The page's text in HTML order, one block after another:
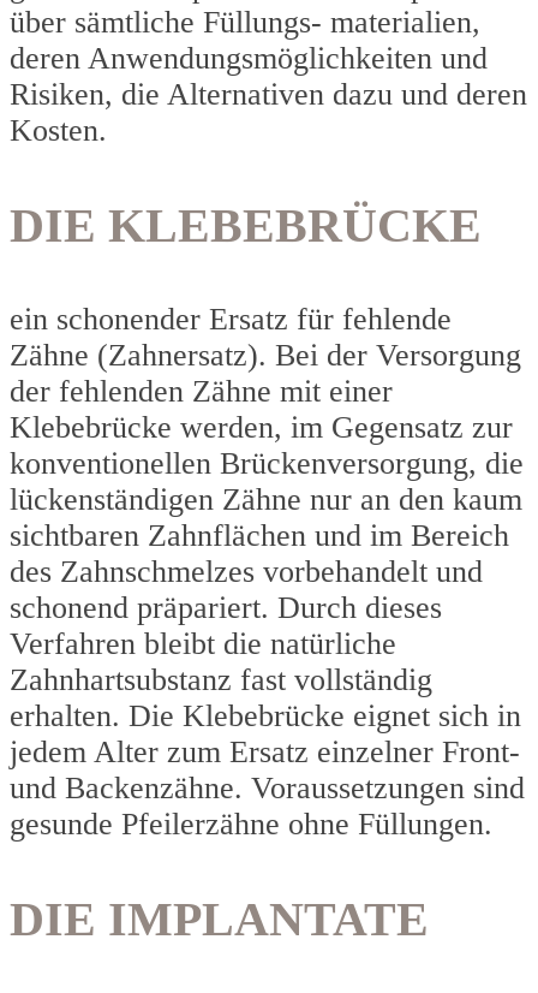
über sämtliche Füllungs- materialien,
deren Anwendungsmöglichkeiten und
Risiken, die Alternativen dazu und deren
Kosten.
DIE KLEBEBRÜCKE
ein schonender Ersatz für fehlende
Zähne (Zahnersatz). Bei der Versorgung
der fehlenden Zähne mit einer
Klebebrücke werden, im Gegensatz zur
konventionellen Brückenversorgung, die
lückenständigen Zähne nur an den kaum
sichtbaren Zahnflächen und im Bereich
des Zahnschmelzes vorbehandelt und
schonend präpariert. Durch dieses
Verfahren bleibt die natürliche
Zahnhartsubstanz fast vollständig
erhalten. Die Klebebrücke eignet sich in
jedem Alter zum Ersatz einzelner Front-
und Backenzähne. Voraussetzungen sind
gesunde Pfeilerzähne ohne Füllungen.
DIE IMPLANTATE